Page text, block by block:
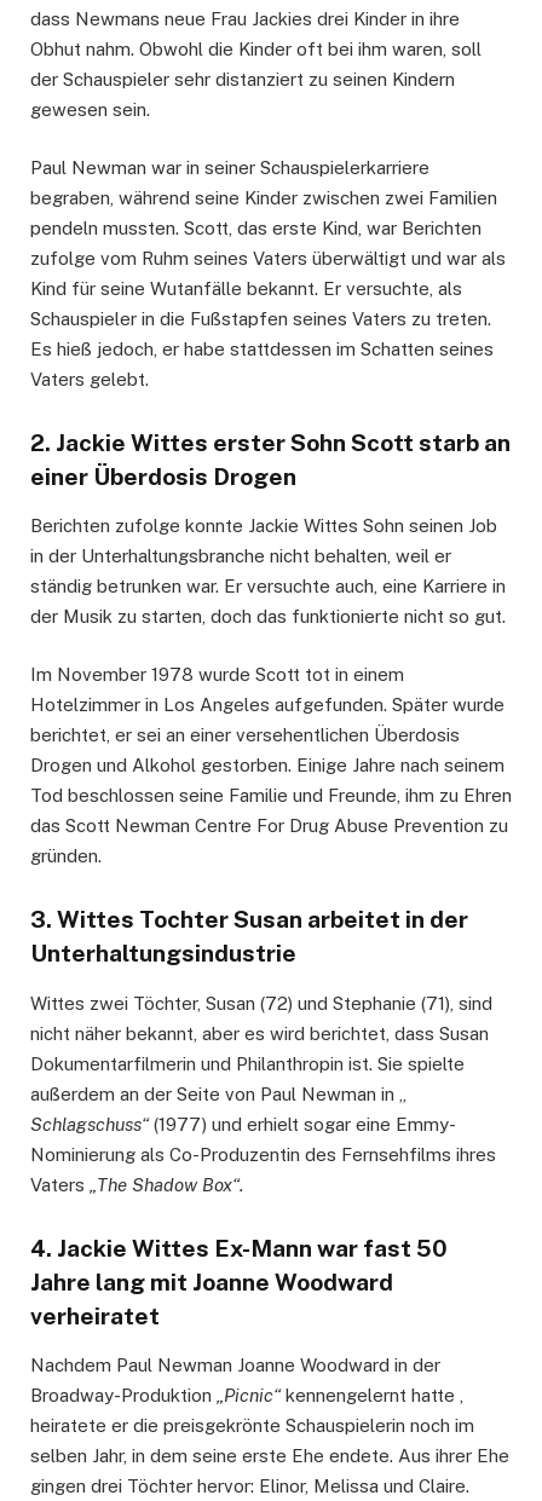
dass Newmans neue Frau Jackies drei Kinder in ihre
Obhut nahm. Obwohl die Kinder oft bei ihm waren, soll
der Schauspieler sehr distanziert zu seinen Kindern
gewesen sein.
Paul Newman war in seiner Schauspielerkarriere
begraben, während seine Kinder zwischen zwei Familien
pendeln mussten. Scott, das erste Kind, war Berichten
zufolge vom Ruhm seines Vaters überwältigt und war als
Kind für seine Wutanfälle bekannt. Er versuchte, als
Schauspieler in die Fußstapfen seines Vaters zu treten.
Es hieß jedoch, er habe stattdessen im Schatten seines
Vaters gelebt.
2. Jackie Wittes erster Sohn Scott starb an
einer Überdosis Drogen
Berichten zufolge konnte Jackie Wittes Sohn seinen Job
in der Unterhaltungsbranche nicht behalten, weil er
ständig betrunken war. Er versuchte auch, eine Karriere in
der Musik zu starten, doch das funktionierte nicht so gut.
Im November 1978 wurde Scott tot in einem
Hotelzimmer in Los Angeles aufgefunden. Später wurde
berichtet, er sei an einer versehentlichen Überdosis
Drogen und Alkohol gestorben. Einige Jahre nach seinem
Tod beschlossen seine Familie und Freunde, ihm zu Ehren
das Scott Newman Centre For Drug Abuse Prevention zu
gründen.
3. Wittes Tochter Susan arbeitet in der
Unterhaltungsindustrie
Wittes zwei Töchter, Susan (72) und Stephanie (71), sind
nicht näher bekannt, aber es wird berichtet, dass Susan
Dokumentarfilmerin und Philanthropin ist. Sie spielte
außerdem an der Seite von Paul Newman in „
Schlagschuss“(1977) und erhielt sogar eine Emmy-
Nominierung als Co-Produzentin des Fernsehfilms ihres
Vaters
„The Shadow Box“.
4. Jackie Wittes Ex-Mann war fast 50
Jahre lang mit Joanne Woodward
verheiratet
Nachdem Paul Newman Joanne Woodward in der
Broadway-Produktion
„Picnic“kennengelernt hatte ,
heiratete er die preisgekrönte Schauspielerin noch im
selben Jahr, in dem seine erste Ehe endete. Aus ihrer Ehe
gingen drei Töchter hervor: Elinor, Melissa und Claire.